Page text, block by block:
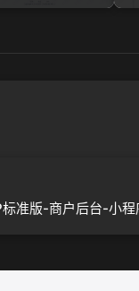
标准版-商户后台-小